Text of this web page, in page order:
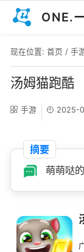
ONE.
现在位置: 首页 / 手
汤姆猫跑酷
手游 2025-
摘要
萌萌哒